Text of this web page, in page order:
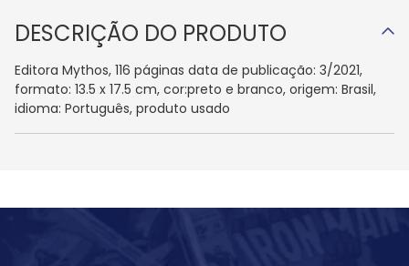
DESCRIÇÃO DO PRODUTO
Editora Mythos, 116 páginas data de publicação: 3/2021,
formato: 13.5 x 17.5 cm, cor:preto e branco, origem: Brasil,
idioma: Português, produto usado